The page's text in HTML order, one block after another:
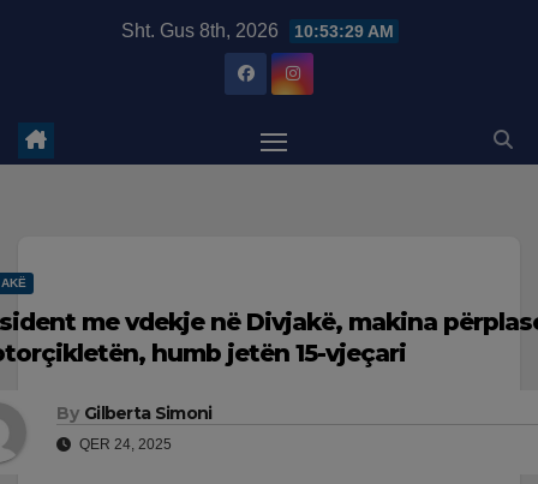
Sht. Gus 8th, 2026 10:53:30 AM
me vdekje në Divjakë, makina
humb jetën 15-vjeçari
By Gilberta Simoni
QER 24, 2025